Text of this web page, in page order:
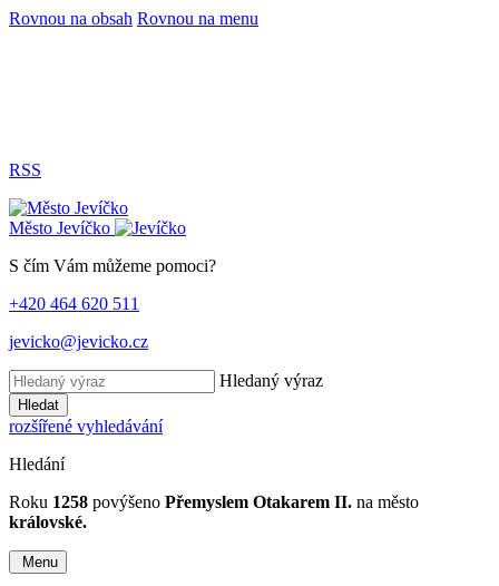
Rovnou na obsah Rovnou na menu
RSS
Město Jevíčko
S čím Vám můžeme pomoci?
+420 464 620 511
jevicko@jevicko.cz
Hledaný výraz
Hledat
rozšířené vyhledávání
Hledání
Roku 1258 povýšeno Přemyslem Otakarem II. na město
královské.
Menu